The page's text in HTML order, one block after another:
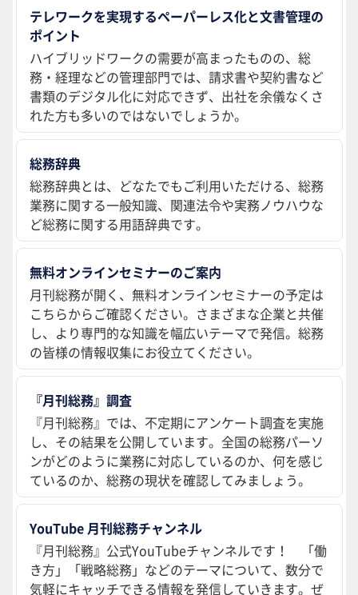
テレワークを実現するペーパーレス化と文書管理の
ポイント
ハイブリッドワークの需要が高まったものの、総
務・経理などの管理部門では、請求書や契約書など
書類のデジタル化に対応できず、出社を余儀なくさ
れた方も多いのではないでしょうか。
総務辞典
総務辞典とは、どなたでもご利用いただける、総務
業務に関する一般知識、関連法令や実務ノウハウな
ど総務に関する用語辞典です。
無料オンラインセミナーのご案内
月刊総務が開く、無料オンラインセミナーの予定は
こちらからご確認ください。さまざまな企業と共催
し、より専門的な知識を幅広いテーマで発信。総務
の皆様の情報収集にお役立てください。
『月刊総務』調査
『月刊総務』では、不定期にアンケート調査を実施
し、その結果を公開しています。全国の総務パーソ
ンがどのように業務に対応しているのか、何を感じ
ているのか、総務の現状を確認してみましょう。
YouTube 月刊総務チャンネル
『月刊総務』公式YouTubeチャンネルです！ 「働
き方」「戦略総務」などのテーマについて、数分で
気軽にキャッチできる情報を発信していきます。ぜ